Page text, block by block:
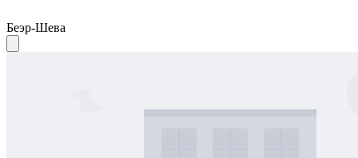
Беэр-Шева